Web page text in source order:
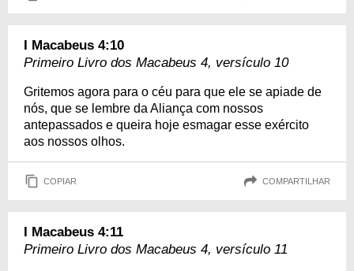
I Macabeus 4:10
Primeiro Livro dos Macabeus 4, versículo 10
Gritemos agora para o céu para que ele se apiade de
nós, que se lembre da Aliança com nossos
antepassados e queira hoje esmagar esse exército
aos nossos olhos.
COPIAR COMPARTILHAR
I Macabeus 4:11
Primeiro Livro dos Macabeus 4, versículo 11